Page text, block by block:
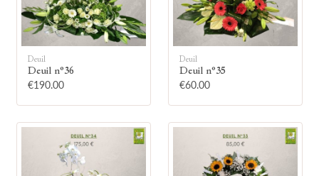
Deuil
Deuil n°36
€190.00
Deuil
Deuil n°35
€60.00